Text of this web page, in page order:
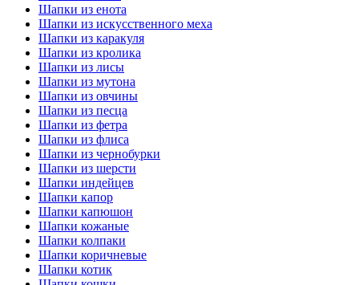
Шапки из енота
Шапки из искусственного меха
Шапки из каракуля
Шапки из кролика
Шапки из лисы
Шапки из мутона
Шапки из овчины
Шапки из песца
Шапки из фетра
Шапки из флиса
Шапки из чернобурки
Шапки из шерсти
Шапки индейцев
Шапки капор
Шапки капюшон
Шапки кожаные
Шапки колпаки
Шапки коричневые
Шапки котик